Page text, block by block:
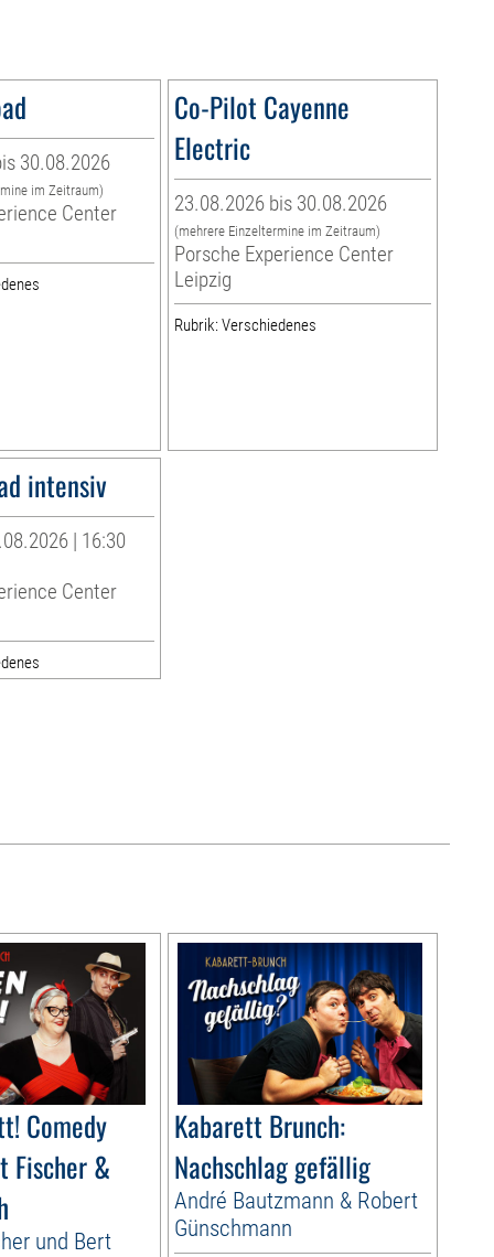
30.08.2026
im Zeitraum)
Center
Co-Pilot Cayenne
Electric
23.08.2026 bis 30.08.2026
(mehrere Einzeltermine im Zeitraum)
Porsche Experience Center
Leipzig
Rubrik: Verschiedenes
intensiv
| 16:30
Center
Comedy
Fischer &
und Bert
Kabarett Brunch:
Nachschlag gefällig
André Bautzmann & Robert
Günschmann